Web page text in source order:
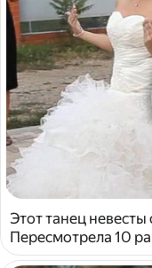
Этот танец невесты
Пересмотрела 10